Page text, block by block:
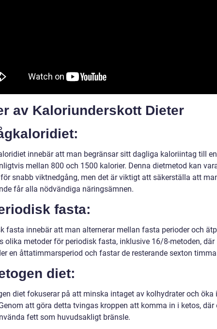
av Kaloriunderskott Dieter
innebär att man begränsar sitt dagliga kaloriintag till
mellan 800 och 1500 kalorier. Denna dietmetod kan
snabb viktnedgång, men det är viktigt att säkerställa att
får alla nödvändiga näringsämnen.
fasta:
fasta innebär att man alternerar mellan fasta perioder och
olika metoder för periodisk fasta, inklusive 16/8-metoden, där
en åttatimmarsperiod och fastar de resterande sexton
diet:
diet fokuserar på att minska intaget av kolhydrater och öka
att göra detta tvingas kroppen att komma in i ketos, där
fett som huvudsakligt bränsle.